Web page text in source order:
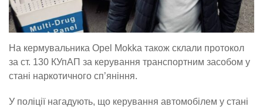
На кермувальника Opel Mokka також склали протокол
за ст. 130 КУпАП за керування транспортним засобом у
стані наркотичного сп’яніння.
У поліції нагадують, що керування автомобілем у стані